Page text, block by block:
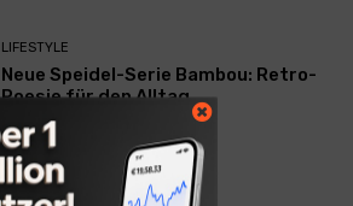
LIFESTYLE
Neue Speidel-Serie Bambou: Retro-
Poesie für den Alltag
LIFESTYLE